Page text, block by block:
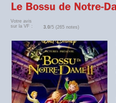
Votre avis
sur la VF :
3.0/5 (265 notes)